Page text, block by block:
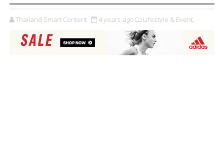
Thailand Smart Content 4 years ago Lifestyle & Event,